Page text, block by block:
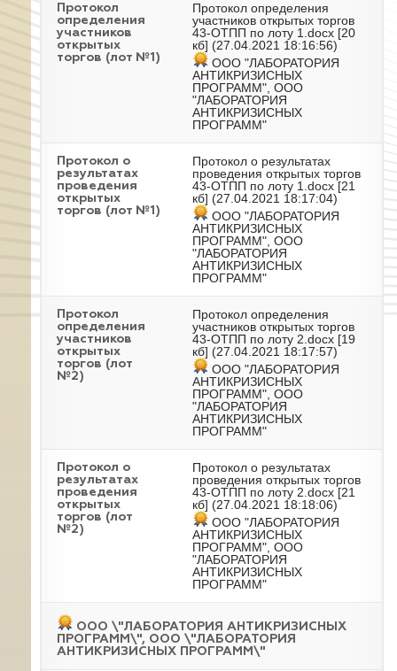
Протокол
определения
участников
открытых
торгов (лот №1)
Протокол определения
участников открытых торгов
43-ОТПП по лоту 1.docx [20
кб] (27.04.2021 18:16:56)
ООО "ЛАБОРАТОРИЯ
АНТИКРИЗИСНЫХ
ПРОГРАММ", ООО
"ЛАБОРАТОРИЯ
АНТИКРИЗИСНЫХ
ПРОГРАММ"
Протокол о
результатах
проведения
открытых
торгов (лот №1)
Протокол о результатах
проведения открытых торгов
43-ОТПП по лоту 1.docx [21
кб] (27.04.2021 18:17:04)
ООО "ЛАБОРАТОРИЯ
АНТИКРИЗИСНЫХ
ПРОГРАММ", ООО
"ЛАБОРАТОРИЯ
АНТИКРИЗИСНЫХ
ПРОГРАММ"
Протокол
определения
участников
открытых
торгов (лот
№2)
Протокол определения
участников открытых торгов
43-ОТПП по лоту 2.docx [19
кб] (27.04.2021 18:17:57)
ООО "ЛАБОРАТОРИЯ
АНТИКРИЗИСНЫХ
ПРОГРАММ", ООО
"ЛАБОРАТОРИЯ
АНТИКРИЗИСНЫХ
ПРОГРАММ"
Протокол о
результатах
проведения
открытых
торгов (лот
№2)
Протокол о результатах
проведения открытых торгов
43-ОТПП по лоту 2.docx [21
кб] (27.04.2021 18:18:06)
ООО "ЛАБОРАТОРИЯ
АНТИКРИЗИСНЫХ
ПРОГРАММ", ООО
"ЛАБОРАТОРИЯ
АНТИКРИЗИСНЫХ
ПРОГРАММ"
ООО \"ЛАБОРАТОРИЯ АНТИКРИЗИСНЫХ
ПРОГРАММ\", ООО \"ЛАБОРАТОРИЯ
АНТИКРИЗИСНЫХ ПРОГРАММ\"